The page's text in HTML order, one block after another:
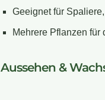
Geeignet für
Mehrere Pflanzen für
Aussehen &